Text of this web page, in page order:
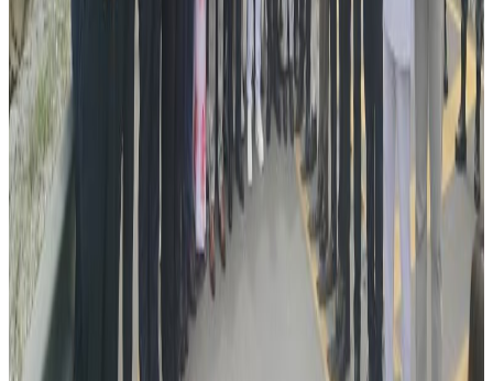
शेयर:
प्रतिक्रिया दिनुहोस
टिप्पणीहरू लोड हुँदैछ…
ट्यागहरू
##Nepal#Corona Update Nepal
सम्बन्धित समाचार